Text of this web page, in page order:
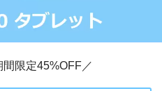
限定45%OFF／